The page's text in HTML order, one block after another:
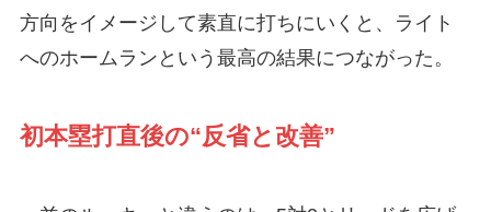
方向をイメージして素直に打ちにいくと、ライト
へのホームランという最高の結果につながった。
初本塁打直後の“反省と改善”